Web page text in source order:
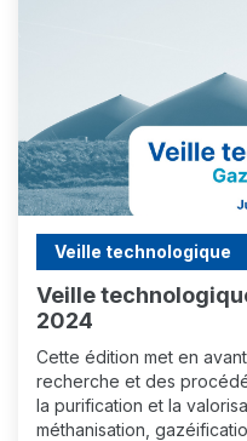
Veille technologique
Veille
2024
Cette édition met en
recherche et des
la purification et la
méthanisation,